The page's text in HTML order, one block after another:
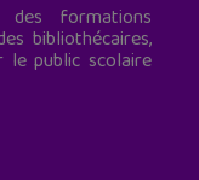
des formations
bibliothécaires,
le public scolaire